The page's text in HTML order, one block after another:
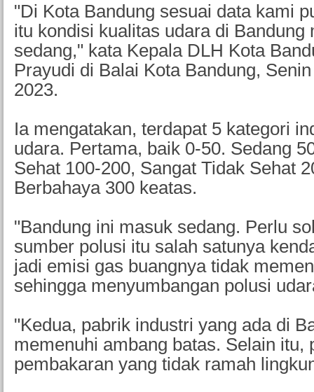
"Di Kota Bandung sesuai data kami
itu kondisi kualitas udara di Bandung
sedang," kata Kepala DLH Kota
Prayudi di Balai Kota Bandung,
2023.
Ia mengatakan, terdapat 5 kategori
udara. Pertama, baik 0-50. Sedang
Sehat 100-200, Sangat Tidak Sehat
Berbahaya 300 keatas.
"Bandung ini masuk sedang. Perlu
sumber polusi itu salah satunya
jadi emisi gas buangnya tidak
sehingga menyumbangan polusi
"Kedua, pabrik industri yang ada di
memenuhi ambang batas. Selain itu,
pembakaran yang tidak ramah